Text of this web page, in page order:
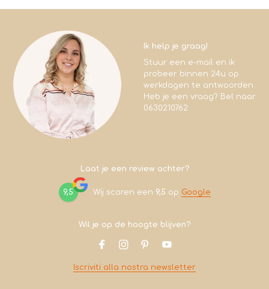
Ik help je graag!
Stuur een e-mail en ik
probeer binnen 24u op
werkdagen te antwoorden.
Heb je een vraag? Bel naar
0630210762
Laat je een review achter?
9,5 Wij scoren een 9,5 op Google
Wil je op de hoogte blijven?
Iscriviti alla nostra newsletter